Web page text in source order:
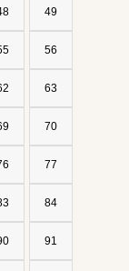
49
56
63
70
77
84
91